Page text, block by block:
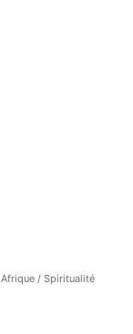
Afrique / Spiritualité